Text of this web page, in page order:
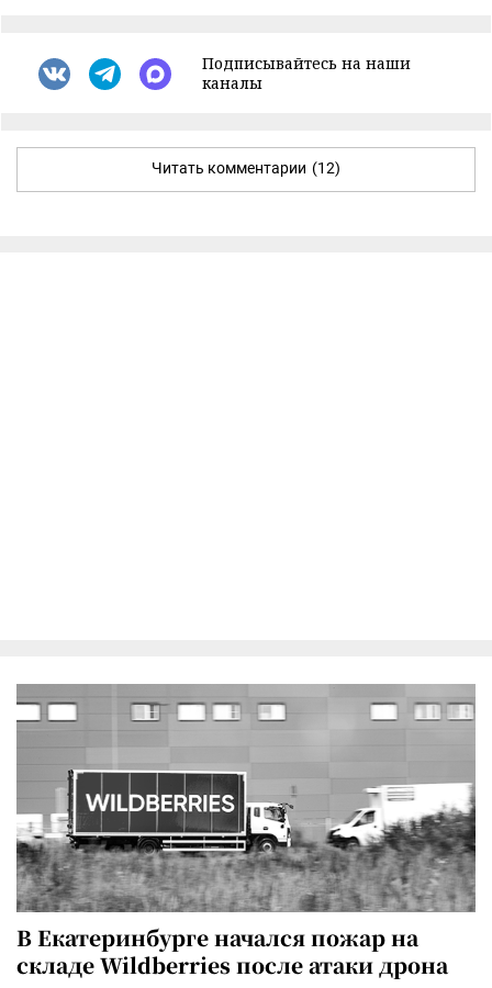
Подписывайтесь на наши
каналы
Читать комментарии (12)
В Екатеринбурге начался пожар на
складе Wildberries после атаки дрона